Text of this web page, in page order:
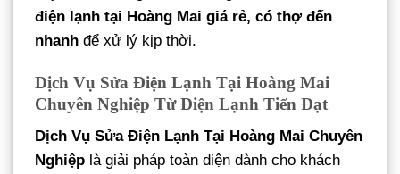
điện lạnh tại Hoàng Mai giá rẻ, có thợ đến
nhanh để xử lý kịp thời.
Dịch Vụ Sửa Điện Lạnh Tại Hoàng Mai
Chuyên Nghiệp Từ Điện Lạnh Tiến Đạt
Dịch Vụ Sửa Điện Lạnh Tại Hoàng Mai Chuyên
Nghiệp là giải pháp toàn diện dành cho khách